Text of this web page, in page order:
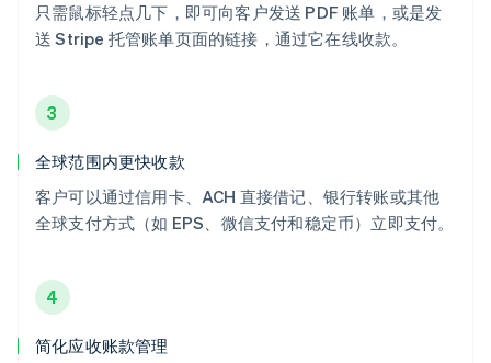
只需鼠标轻点几下，即可向客户发送 PDF 账单，或是发
送 Stripe 托管账单页面的链接，通过它在线收款。
3
全球范围内更快收款
客户可以通过信用卡、ACH 直接借记、银行转账或其他
全球支付方式（如 EPS、微信支付和稳定币）立即支付。
4
简化应收账款管理